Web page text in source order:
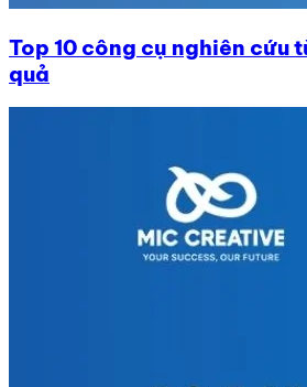
Top 10 công cụ nghiên cứu
quả